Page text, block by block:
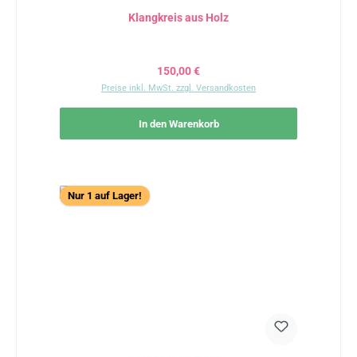
Klangkreis aus Holz
Regulärer Preis:
150,00 €
Preise inkl. MwSt. zzgl. Versandkosten
In den Warenkorb
Nur 1 auf Lager!